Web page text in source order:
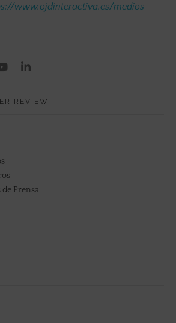
www.ojdinteractiva.es/medios-
REVIEW
Prensa